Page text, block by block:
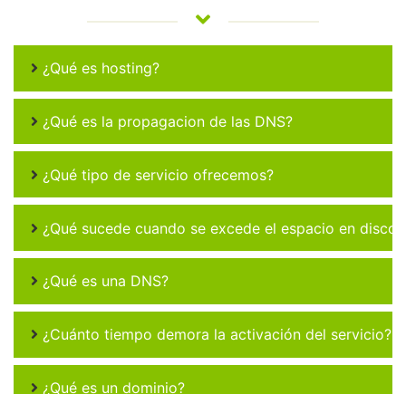
¿Qué es hosting?
¿Qué es la propagacion de las DNS?
¿Qué tipo de servicio ofrecemos?
¿Qué sucede cuando se excede el espacio en disco
¿Qué es una DNS?
¿Cuánto tiempo demora la activación del servicio?
¿Qué es un dominio?